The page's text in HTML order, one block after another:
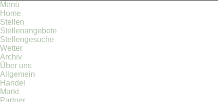
Menü
Home
Stellen
Stellenangebote
Stellengesuche
Wetter
Archiv
Über uns
Allgemein
Handel
Markt
Partner